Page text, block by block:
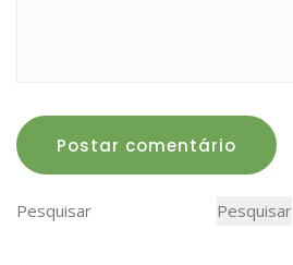
Postar comentário
Pesquisar
Pesquisar